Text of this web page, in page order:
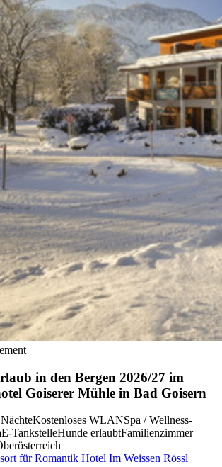
in den Bergen 2026/27 im
Goiserer Mühle in Bad Goisern
Kostenloses WLANSpa / Wellness-
E-TankstelleHunde erlaubtFamilienzimmer
für Romantik Hotel Im Weissen Rössl